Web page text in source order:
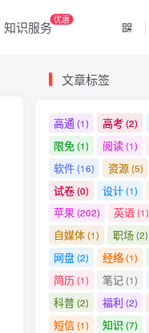
知识服务优惠
文章标签
高通 (1) 高考(2)
限免(1) 阅读(1)
软件(16) 资源(5)
试卷(0) 设计(1)
苹果(202) 英语(1)
自媒体(1) 职场(2)
网盘(2) 经络(1)
简历(1) 笔记 (1)
科普(2) 福利 (2)
短信(1) 知识 (7)